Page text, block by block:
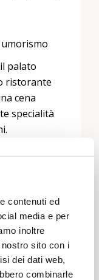
contenuti ed
media e per
inoltre
sito con i
dei dati web,
combinarle
palato
ristorante
cena
specialità
commento.